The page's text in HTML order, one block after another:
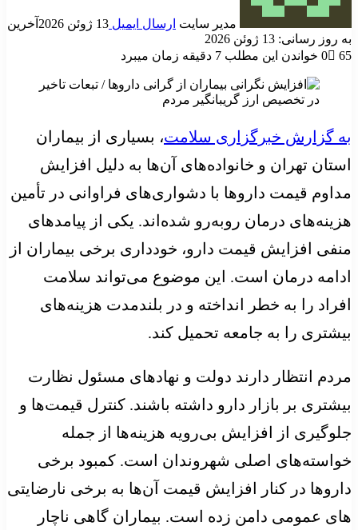
مدیر سایت ارسال ایمیل 13 ژوئن 2026
آخرین
به روز رسانی: 13 ژوئن 2026
0
65 خواندن این مطلب 7 دقیقه زمان میبرد
به گزارش خبرگزاری سلامت، بسیاری از بیماران
استان تهران و خانواده‌های آن‌ها به دلیل افزایش
مداوم قیمت داروها با دشواری‌های فراوانی در تأمین
هزینه‌های درمان روبه‌رو شده‌اند. یکی از پیامدهای
منفی افزایش قیمت دارو، خودداری برخی بیماران از
ادامه درمان است. این موضوع می‌تواند سلامت
افراد را به خطر انداخته و در بلندمدت هزینه‌های
بیشتری را به جامعه تحمیل کند.
مردم انتظار دارند دولت و نهادهای مسئول نظارت
بیشتری بر بازار دارو داشته باشند. کنترل قیمت‌ها و
جلوگیری از افزایش بی‌رویه هزینه‌ها از جمله
خواسته‌های اصلی شهروندان است. کمبود برخی
داروها در کنار افزایش قیمت آن‌ها به برخی نارضایتی
های عمومی دامن زده است. بیماران گاهی ناچار